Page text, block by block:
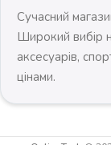
Сучасний
Широкий вибір
аксесуарів,
цінами.